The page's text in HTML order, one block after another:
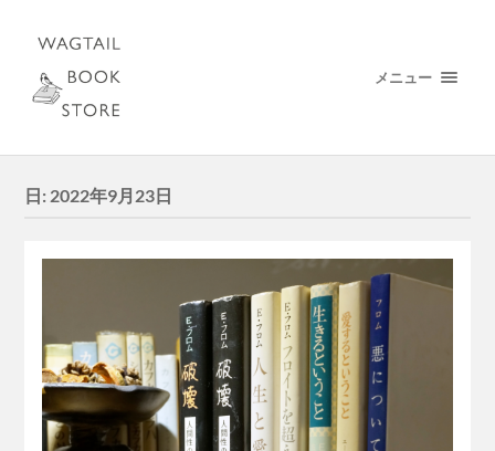
メニュー
日: 2022年9月23日